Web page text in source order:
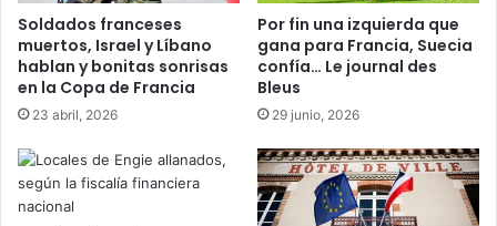
Soldados franceses
muertos, Israel y Líbano
hablan y bonitas sonrisas
en la Copa de Francia
23 abril, 2026
Por fin una izquierda que
gana para Francia, Suecia
confía… Le journal des
Bleus
29 junio, 2026